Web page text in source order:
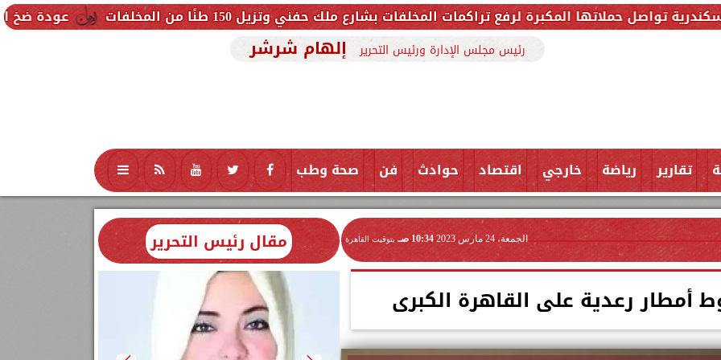
عودة ضخ المياه تدريجيًا لرفع تراكمات المخلفات بشارع ملك حفني وتزيل 150 طنًا من المخلفات
رئيس مجلس الإدارة ورئيس التحرير إلهام شرشر
تقارير رياضة خارجي اقتصاد حوادث فن صحة وطب تكنولوجيا منوعات محافظات
الجمعة، 24 مارس 2023 10:34 صـ بتوقيت القاهرة
أمطار رعدية على القاهرة الكبرى
مقال رئيس التحرير